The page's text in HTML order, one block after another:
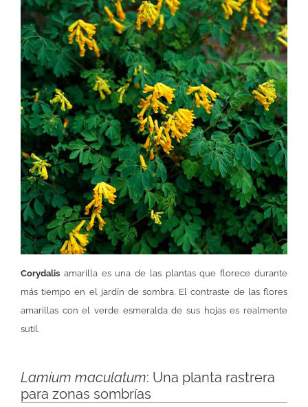
Corydalis amarilla es una de las plantas que florece durante
más tiempo en el jardín de sombra. El contraste de las flores
amarillas con el verde esmeralda de sus hojas es realmente
sutil.
Lamium maculatum: Una planta rastrera
para zonas sombrías